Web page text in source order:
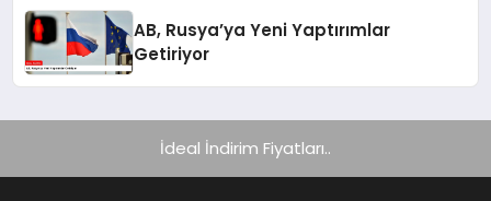
AB, Rusya’ya Yeni Yaptırımlar
Getiriyor
İdeal İndirim Fiyatları..